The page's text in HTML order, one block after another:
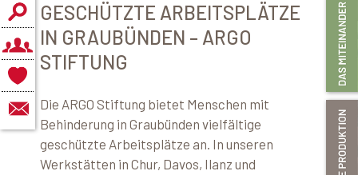
GESCHÜTZTE ARBEITSPLÄTZE
IN GRAUBÜNDEN – ARGO
STIFTUNG
Die ARGO Stiftung bietet Menschen mit
Behinderung in Graubünden vielfältige
geschützte Arbeitsplätze an. In unseren
Werkstätten in Chur, Davos, Ilanz und